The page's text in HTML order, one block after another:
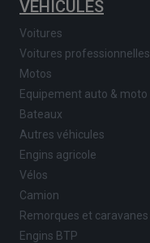
VÉHICULES
Voitures
Voitures professionnelles
Motos
Equipement auto & moto
Bateaux
Autres véhicules
Engins agricole
Vélos
Camion
Remorques et caravanes
Engins BTP